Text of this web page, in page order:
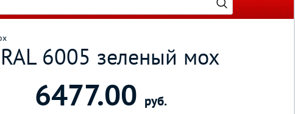
6005 зеленый мох
6477.00 руб.